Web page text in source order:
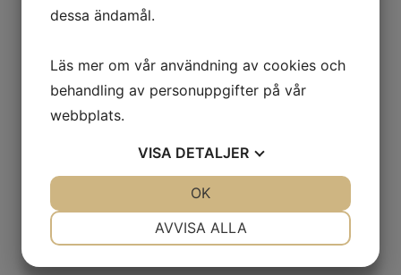
dessa ändamål.
Läs mer om vår användning av cookies och
behandling av personuppgifter på vår
webbplats.
VISA DETALJER
AVVISA ALLA
OK